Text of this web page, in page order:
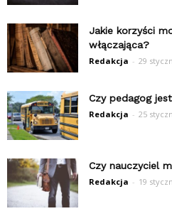
Jakie korzyści
włączająca?
Redakcja - 29
Czy pedagog
Redakcja - 25
Czy nauczyciel
Redakcja - 19